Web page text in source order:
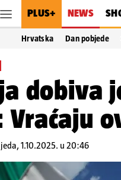
PLUS+ NEWS
Hrvatska Dan pobjede
dobiva
Vraćaju
1.10.2025. u 20:46